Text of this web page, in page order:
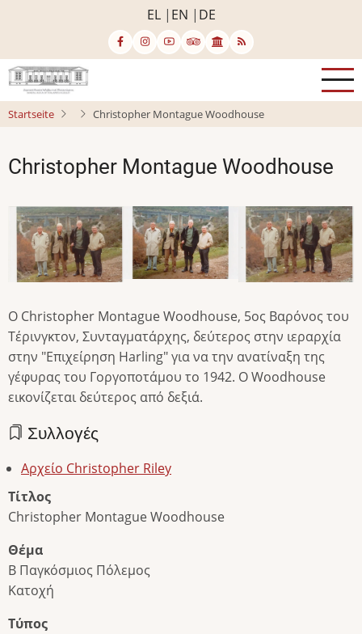
EL EN DE
Startseite Christopher Montague Woodhouse
Christopher Montague Woodhouse
Bild Bild Bild
Ο Christopher Montague Woodhouse, 5ος Βαρόνος του
Τέρινγκτον, Συνταγματάρχης, δεύτερος στην ιεραρχία
στην "Επιχείρηση Harling" για να την ανατίναξη της
γέφυρας του Γοργοποτάμου το 1942. Ο Woodhouse
εικονίζεται δεύτερος από δεξιά.
Συλλογές
Αρχείο Christopher Riley
Τίτλος
Christopher Montague Woodhouse
Θέμα
Β Παγκόσμιος Πόλεμος
Κατοχή
Τύπος